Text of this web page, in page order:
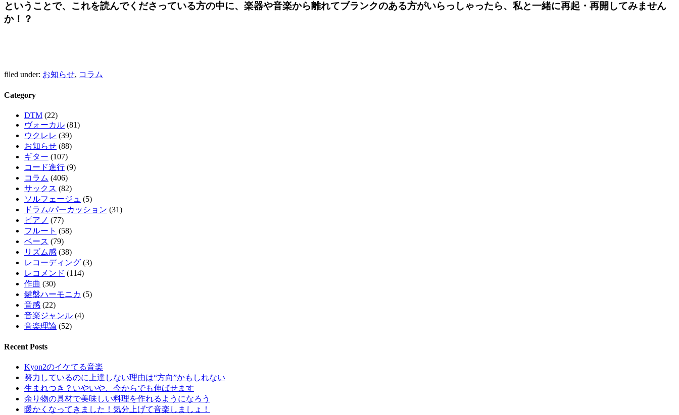
ということで、これを読んでくださっている方の中に、楽器や音楽から離れてブランクのある方がいらっしゃったら、私と一緒に再起・再開してみません
か！？
filed under: お知らせ, コラム
Category
DTM (22)
ヴォーカル (81)
ウクレレ (39)
お知らせ (88)
ギター (107)
コード進行 (9)
コラム (406)
サックス (82)
ソルフェージュ (5)
ドラム/パーカッション (31)
ピアノ (77)
フルート (58)
ベース (79)
リズム感 (38)
レコーディング (3)
レコメンド (114)
作曲 (30)
鍵盤ハーモニカ (5)
音感 (22)
音楽ジャンル (4)
音楽理論 (52)
Recent Posts
Kyon2のイケてる音楽
努力しているのに上達しない理由は“方向”かもしれない
生まれつき？いやいや、今からでも伸ばせます
余り物の具材で美味しい料理を作れるようになろう
暖かくなってきました！気分上げて音楽しましょ！